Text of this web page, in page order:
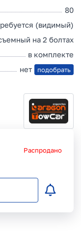
80
(видимый)
на 2 болтах
в комплекте
нет подобрать
Распродано